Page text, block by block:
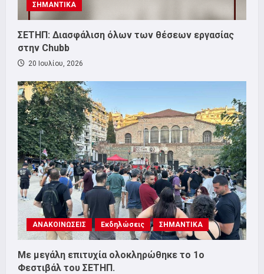
ΣΗΜΑΝΤΙΚΑ
ΣΕΤΗΠ: Διασφάλιση όλων των θέσεων εργασίας
στην Chubb
20 Ιουλίου, 2026
ΑΝΑΚΟΙΝΩΣΕΙΣ Εκδηλώσεις ΣΗΜΑΝΤΙΚΑ
Με μεγάλη επιτυχία ολοκληρώθηκε το 1ο
Φεστιβάλ του ΣΕΤΗΠ.